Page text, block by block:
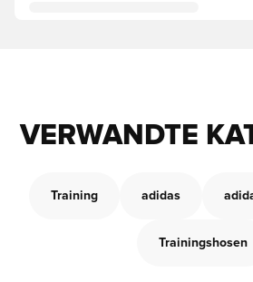
VERWANDTE
Training adidas
Trainingshosen